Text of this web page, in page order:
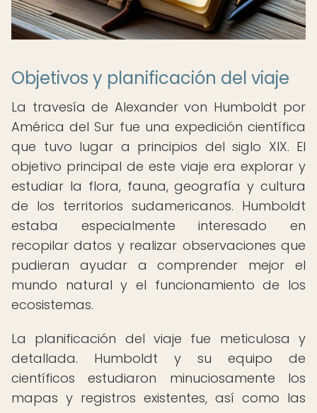
Objetivos y planificación del viaje
La travesía de Alexander von Humboldt por
América del Sur fue una expedición científica
que tuvo lugar a principios del siglo XIX. El
objetivo principal de este viaje era explorar y
estudiar la flora, fauna, geografía y cultura
de los territorios sudamericanos. Humboldt
estaba especialmente interesado en
recopilar datos y realizar observaciones que
pudieran ayudar a comprender mejor el
mundo natural y el funcionamiento de los
ecosistemas.
La planificación del viaje fue meticulosa y
detallada. Humboldt y su equipo de
científicos estudiaron minuciosamente los
mapas y registros existentes, así como las